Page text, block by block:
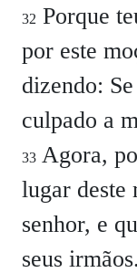
32 Porque
por este
dizendo:
culpado a
33 Agora,
lugar deste
senhor, e
seus irmãos.